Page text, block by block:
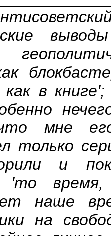
в
мне
только
и
'то
наше
на